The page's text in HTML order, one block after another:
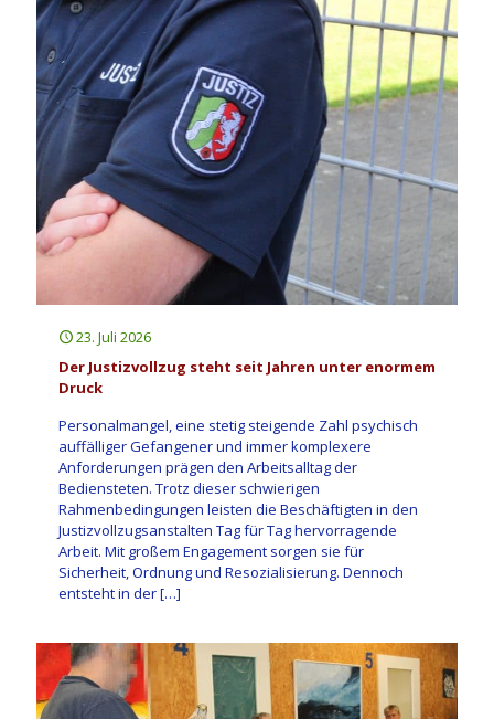
23. Juli 2026
Der Justizvollzug steht seit Jahren unter enormem
Druck
Personalmangel, eine stetig steigende Zahl psychisch
auffälliger Gefangener und immer komplexere
Anforderungen prägen den Arbeitsalltag der
Bediensteten. Trotz dieser schwierigen
Rahmenbedingungen leisten die Beschäftigten in den
Justizvollzugsanstalten Tag für Tag hervorragende
Arbeit. Mit großem Engagement sorgen sie für
Sicherheit, Ordnung und Resozialisierung. Dennoch
entsteht in der[…]